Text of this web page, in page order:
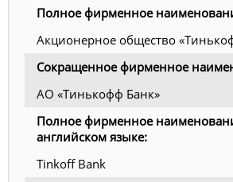
Полное фирменное
Акционерное общество
Сокращенное фирменное
АО «Тинькофф Банк»
Полное фирменное
английском языке:
Tinkoff Bank